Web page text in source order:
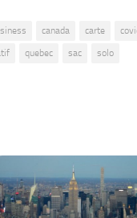
canada carte
quebec sac
solo